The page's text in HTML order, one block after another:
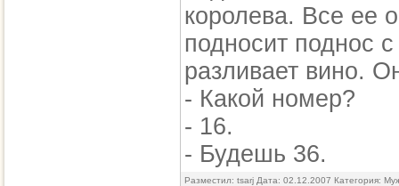
королева. Все ее
подносит поднос
разливает вино.
- Какой номер?
- 16.
- Будешь 36.
Разместил: tsarj Дата: 02.12.2007 Категория: